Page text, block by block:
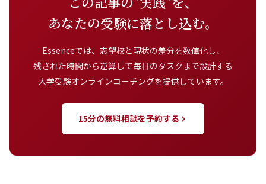
あなたの受験に落とし込む。
Essenceでは、志望校と現状の差分を数値化し、
残された時間から逆算して毎日のタスクまで設計する
大学受験オンラインコーチングを提供しています。
15分の無料相談を予約する